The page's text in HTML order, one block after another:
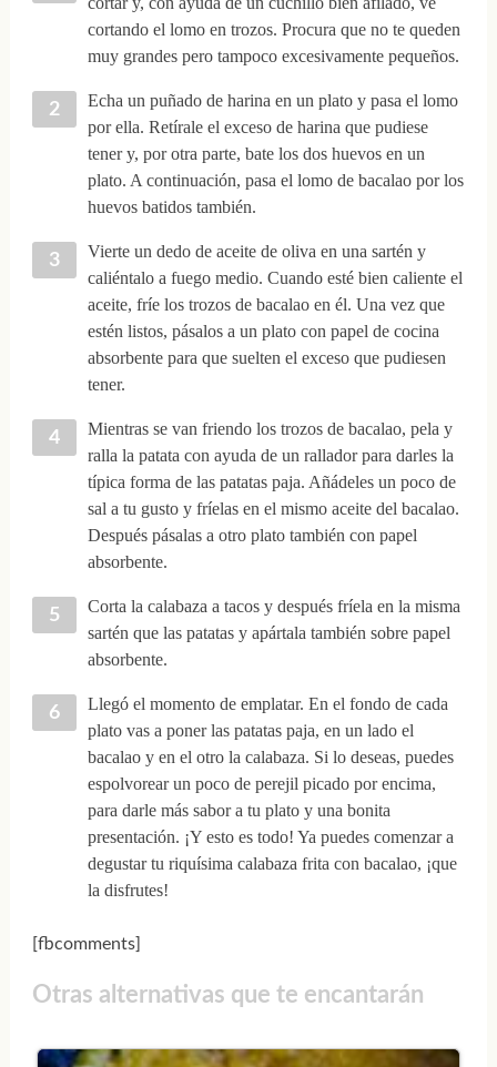
cortando el lomo en trozos. Procura que no te queden
muy grandes pero tampoco excesivamente pequeños.
Echa un puñado de harina en un plato y pasa el lomo
por ella. Retírale el exceso de harina que pudiese
tener y, por otra parte, bate los dos huevos en un
plato. A continuación, pasa el lomo de bacalao por los
huevos batidos también.
Vierte un dedo de aceite de oliva en una sartén y
caliéntalo a fuego medio. Cuando esté bien caliente el
aceite, fríe los trozos de bacalao en él. Una vez que
estén listos, pásalos a un plato con papel de cocina
absorbente para que suelten el exceso que pudiesen
tener.
Mientras se van friendo los trozos de bacalao, pela y
ralla la patata con ayuda de un rallador para darles la
típica forma de las patatas paja. Añádeles un poco de
sal a tu gusto y fríelas en el mismo aceite del bacalao.
Después pásalas a otro plato también con papel
absorbente.
Corta la calabaza a tacos y después fríela en la misma
sartén que las patatas y apártala también sobre papel
absorbente.
Llegó el momento de emplatar. En el fondo de cada
plato vas a poner las patatas paja, en un lado el
bacalao y en el otro la calabaza. Si lo deseas, puedes
espolvorear un poco de perejil picado por encima,
para darle más sabor a tu plato y una bonita
presentación. ¡Y esto es todo! Ya puedes comenzar a
degustar tu riquísima calabaza frita con bacalao, ¡que
la disfrutes!
[fbcomments]
Otras alternativas que te encantarán